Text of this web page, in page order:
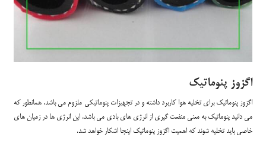
اگزوز پنوماتیک
اگزوز پنوماتیک برای تخلیه هوا کاربرد داشته و در تجهیزات پنوماتیکی ملزوم می باشد. همانطور که
می دانید پنوماتیک به معنی منفعت گیری از انرژی های بادی می باشد. این انرژی ها در زمیان های
خاصی باید تخلیه شوند که اهمیت اگزوز پنوماتیک اینجا اشکار خواهد شد.